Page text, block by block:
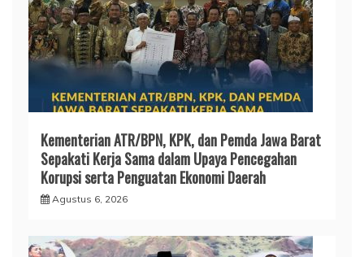
Kementerian ATR/BPN, KPK, dan Pemda Jawa Barat
Sepakati Kerja Sama dalam Upaya Pencegahan
Korupsi serta Penguatan Ekonomi Daerah
Agustus 6, 2026